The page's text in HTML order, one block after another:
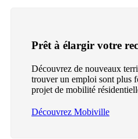
Prêt à élargir votre
Découvrez de nouveaux
trouver un emploi sont plus
projet de mobilité
Découvrez Mobiville